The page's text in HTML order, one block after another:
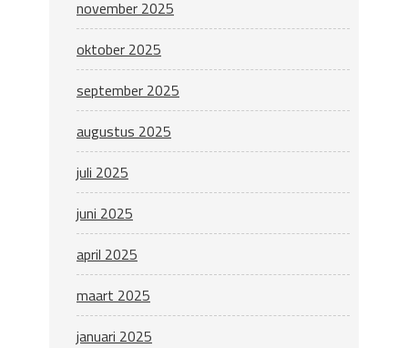
november 2025
oktober 2025
september 2025
augustus 2025
juli 2025
juni 2025
april 2025
maart 2025
januari 2025